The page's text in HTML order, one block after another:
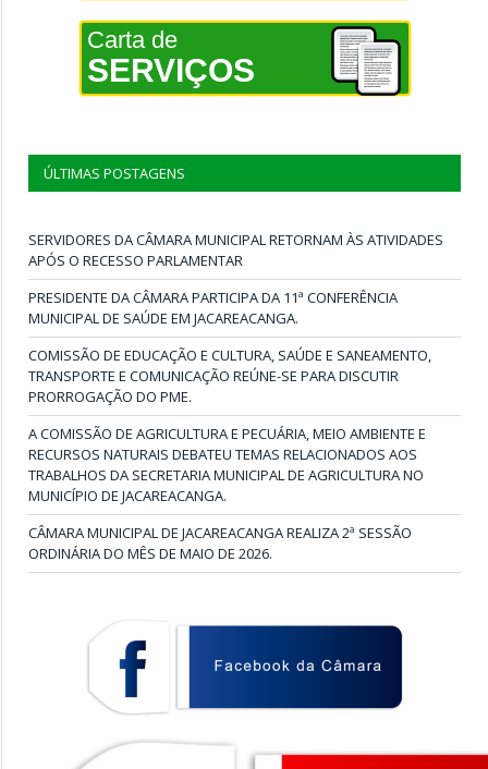
Carta de
SERVIÇOS
ÚLTIMAS POSTAGENS
SERVIDORES DA CÂMARA MUNICIPAL RETORNAM ÀS ATIVIDADES
APÓS O RECESSO PARLAMENTAR
PRESIDENTE DA CÂMARA PARTICIPA DA 11ª CONFERÊNCIA
MUNICIPAL DE SAÚDE EM JACAREACANGA.
COMISSÃO DE EDUCAÇÃO E CULTURA, SAÚDE E SANEAMENTO,
TRANSPORTE E COMUNICAÇÃO REÚNE-SE PARA DISCUTIR
PRORROGAÇÃO DO PME.
A COMISSÃO DE AGRICULTURA E PECUÁRIA, MEIO AMBIENTE E
RECURSOS NATURAIS DEBATEU TEMAS RELACIONADOS AOS
TRABALHOS DA SECRETARIA MUNICIPAL DE AGRICULTURA NO
MUNICÍPIO DE JACAREACANGA.
CÂMARA MUNICIPAL DE JACAREACANGA REALIZA 2ª SESSÃO
ORDINÁRIA DO MÊS DE MAIO DE 2026.